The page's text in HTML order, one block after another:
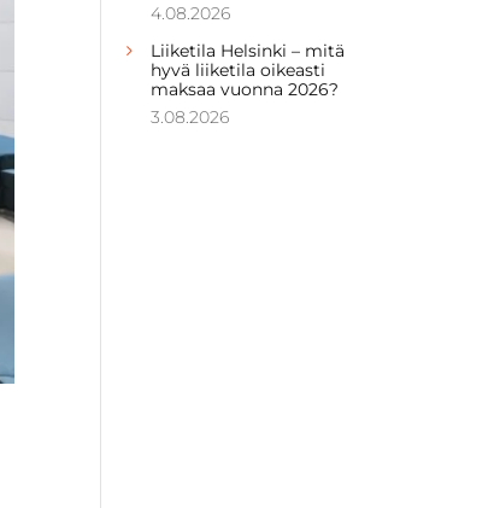
4.08.2026
Liiketila Helsinki – mitä
hyvä liiketila oikeasti
maksaa vuonna 2026?
3.08.2026